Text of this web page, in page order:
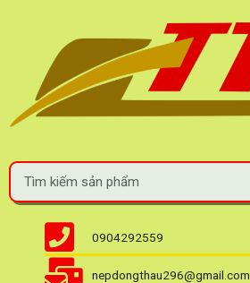
0904292559
nepdongthau296@gmail.com